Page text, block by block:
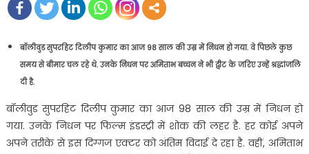
बॉलीवुड सुपरहिट दिलीप कुमार का आज 98 साल की उम्र में निधन हो गया. वे पिछले कुछ
समय से बीमार चल रहे थे. उनके निधन पर अमिताभ बच्चन ने भी ट्वीट के जरिए उन्हें श्रद्धांजलि
दी है.
बॉलीवुड सुपरहिट दिलीप कुमार का आज 98 साल की उम्र में निधन हो
गया. उनके निधन पर फिल्म इंडस्ट्री में शोक की लहर है. हर कोई अपने
अपने तरीके से इस दिग्गज एक्टर को अंतिम विदाई दे रहा है. वहीं, अमिताभ